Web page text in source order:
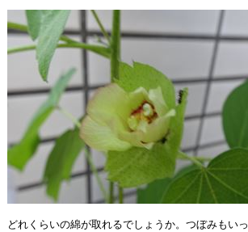
どれくらいの綿が取れるでしょうか。つぼみもい